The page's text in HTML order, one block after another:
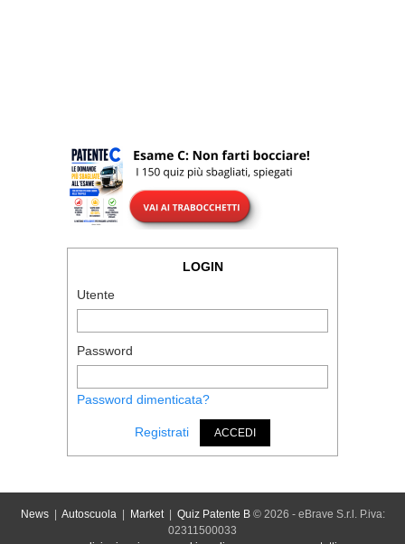
LOGIN
Utente
Password
Password dimenticata?
Registrati ACCEDI
News| Autoscuola| Market| Quiz Patente B© 2026 - eBrave S.r.l. P.iva:
02311500033